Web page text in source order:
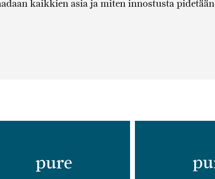
kaikkien asia ja miten innostusta pidetään